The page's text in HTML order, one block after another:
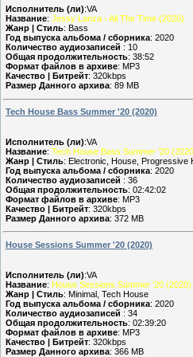
Исполнитель (ли):VA
Название: Jessy Lanza - All The Time (2020)
Жанр | Стиль: Bass
Год выпуска альбома / сборника: 2020
Количество аудиозаписей : 10
Общая продолжительность: 38:52
Формат файлов в архиве: MP3
Качество | Битрейт: 320kbps
Размер Данного архива: 89 MB
Tech House Bass Summer '20 (2020)
Исполнитель (ли):VA
Название: Tech House Bass Summer '20
Жанр | Стиль: Electronic, House, Progressive
Год выпуска альбома / сборника: 2020
Количество аудиозаписей : 36
Общая продолжительность: 02:42:02
Формат файлов в архиве: MP3
Качество | Битрейт: 320kbps
Размер Данного архива: 372 MB
House Sessions Summer '20 (2020)
Исполнитель (ли):VA
Название: House Sessions Summer '20 (2020)
Жанр | Стиль: Minimal, Tech House
Год выпуска альбома / сборника: 2020
Количество аудиозаписей : 34
Общая продолжительность: 02:39:20
Формат файлов в архиве: MP3
Качество | Битрейт: 320kbps
Размер Данного архива: 366 MB